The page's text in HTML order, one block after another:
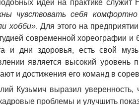
идей на практике
чувствовать себя
хобби». Для этого на
современной хореографии
и дни здоровья, есть свой
является высокий уровень
и достижения его команд в
Кузьмич выразил
проблемы и улучшить